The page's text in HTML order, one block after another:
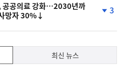
공공의료 강화…2030년까
망자 30%↓
하
락
3
최신 뉴스